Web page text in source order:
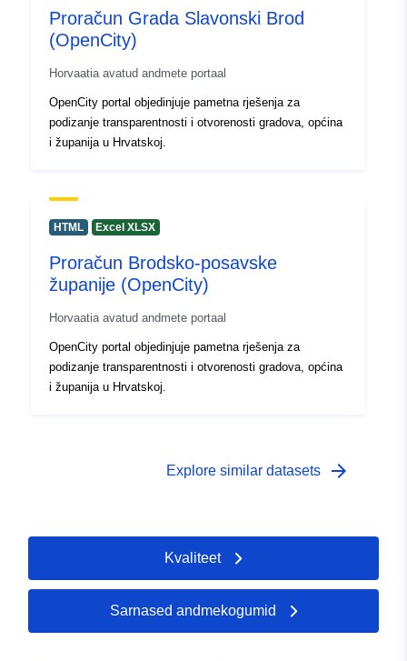
Proračun Grada Slavonski Brod
(OpenCity)
Horvaatia avatud andmete portaal
OpenCity portal objedinjuje pametna rješenja za
podizanje transparentnosti i otvorenosti gradova, općina
i županija u Hrvatskoj.
HTML Excel XLSX
Proračun Brodsko-posavske
županije (OpenCity)
Horvaatia avatud andmete portaal
OpenCity portal objedinjuje pametna rješenja za
podizanje transparentnosti i otvorenosti gradova, općina
i županija u Hrvatskoj.
Explore similar datasets arrow_forward
Kvaliteet
Sarnased andmekogumid